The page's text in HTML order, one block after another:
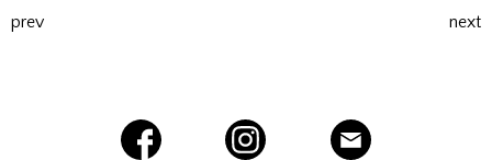
prev next